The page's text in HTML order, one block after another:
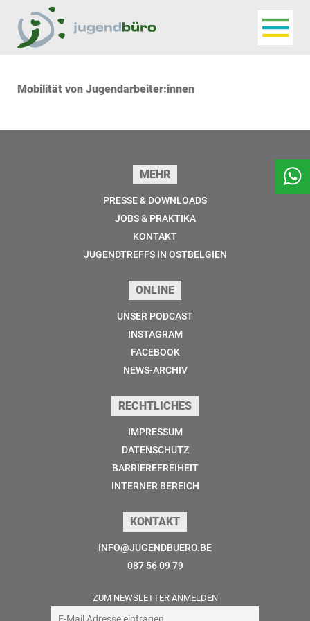
Mobilität von Jugendarbeiter:innen
MEHR
PRESSE & DOWNLOADS
JOBS & PRAKTIKA
KONTAKT
JUGENDTREFFS IN OSTBELGIEN
ONLINE
UNSER PODCAST
INSTAGRAM
FACEBOOK
NEWS-ARCHIV
RECHTLICHES
IMPRESSUM
DATENSCHUTZ
BARRIEREFREIHEIT
INTERNER BEREICH
KONTAKT
INFO@JUGENDBUERO.BE
087 56 09 79
ZUM NEWSLETTER ANMELDEN